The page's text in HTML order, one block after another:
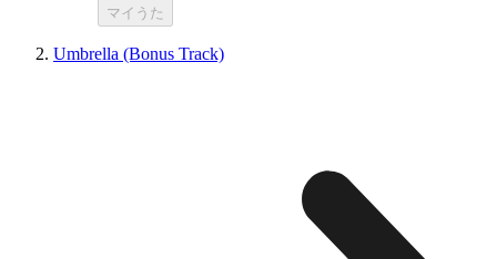
マイうた
Umbrella (Bonus Track)